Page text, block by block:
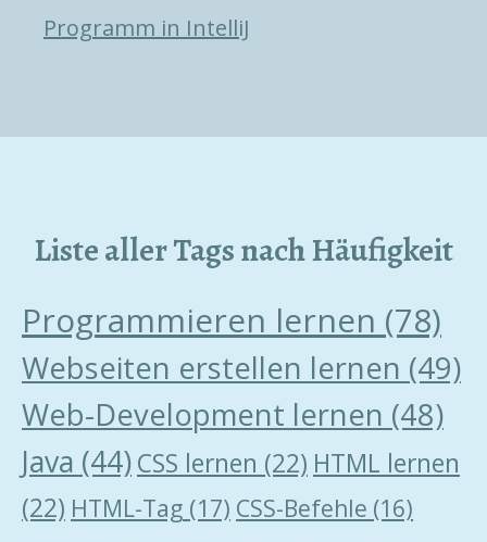
Programm in IntelliJ
Liste aller Tags nach Häufigkeit
Programmieren lernen (78)
Webseiten erstellen lernen (49)
Web-Development lernen (48)
Java (44)CSS lernen (22) HTML lernen
(22) HTML-Tag (17) CSS-Befehle (16)